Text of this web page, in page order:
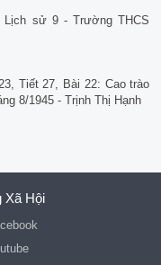
Lịch sử 9 - Trường THCS
Tiết 27, Bài 22: Cao trào
8/1945 - Trịnh Thị Hạnh
Xã Hội